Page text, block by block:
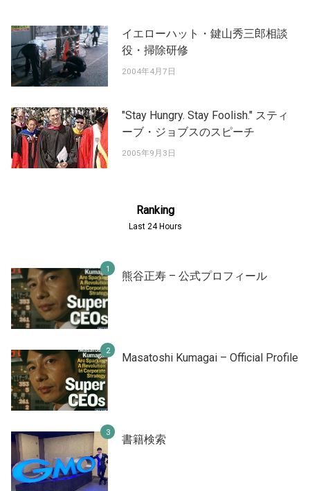
イエローハット・鍵山秀三郎相談
役・掃除研修
2004年4月7日
"Stay Hungry. Stay Foolish." スティ
ーブ・ジョブスのスピーチ
2005年9月3日
Ranking
Last 24 Hours
熊谷正寿 – 公式プロフィール
Masatoshi Kumagai – Official Profile
書籍検索